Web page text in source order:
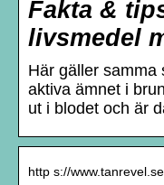
Fakta &
livsmedel
Här gäller samma
aktiva ämnet i
ut i blodet och är
http s://